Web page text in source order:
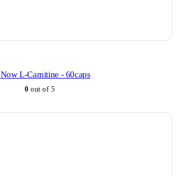
Now L-Carnitine - 60caps
0 out of 5